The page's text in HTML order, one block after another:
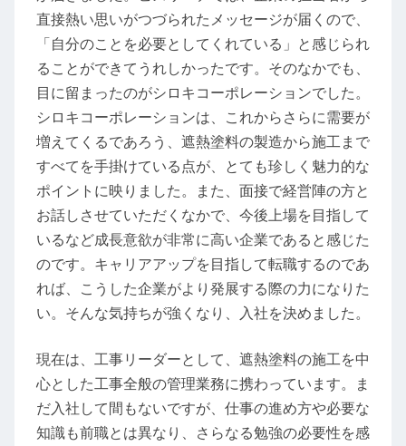
直接熱い思いがつづられたメッセージが届くので、
「自分のことを必要としてくれている」と感じられ
ることができてうれしかったです。そのなかでも、
目に留まったのがシロキコーポレーションでした。
シロキコーポレーションは、これからさらに需要が
増えてくるであろう、遮熱塗料の製造から施工まで
すべてを手掛けている点が、とても珍しく魅力的な
ポイントに映りました。また、面接で経営陣の方と
お話しさせていただくなかで、今後上場を目指して
いるなど成長意欲が非常に高い企業であると感じた
のです。キャリアアップを目指して転職するのであ
れば、こうした企業がより発展する際の力になりた
い。そんな気持ちが強くなり、入社を決めました。
現在は、工事リーダーとして、遮熱塗料の施工を中
心とした工事全般の管理業務に携わっています。ま
だ入社して間もないですが、仕事の進め方や必要な
知識も前職とは異なり、さらなる勉強の必要性を感